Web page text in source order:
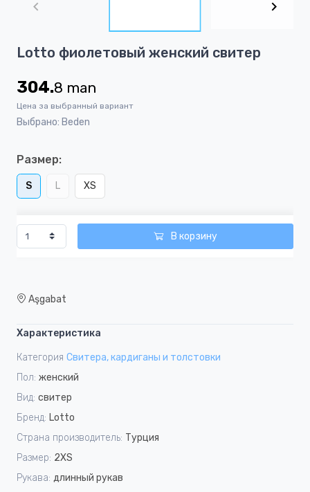
1
4
Lotto фиолетовый женский свитер
304.8 man
Цена за выбранный вариант
Выбрано: Beden
Размер:
S L XS
В корзину
Aşgabat
Характеристика
Категория Свитера, кардиганы и толстовки
Пол: женский
Вид: свитер
Бренд: Lotto
Страна производитель: Турция
Размер: 2XS
Рукава: длинный рукав